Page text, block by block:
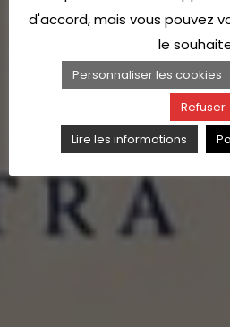
d'accord, mais vous pouvez
le
Personnaliser les cookies
Refuser
Lire les informations